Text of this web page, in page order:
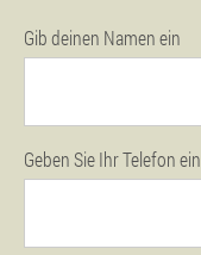
Gib deinen Namen ein
Geben Sie Ihr Telefon ein